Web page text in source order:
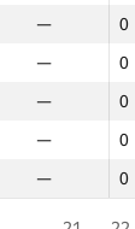
—
0
—
0
—
0
—
0
— 0
—
0
—
0
—
0
—
0
— 0